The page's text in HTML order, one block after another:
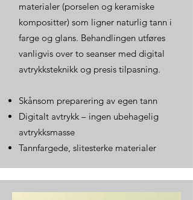
materialer (porselen og keramiske
kompositter) som ligner naturlig tann i
farge og glans. Behandlingen utføres
vanligvis over to seanser med digital
avtrykksteknikk og presis tilpasning.
Skånsom preparering av egen tann
Digitalt avtrykk – ingen ubehagelig
avtrykksmasse
Tannfargede, slitesterke materialer